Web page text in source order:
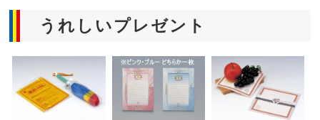
うれしいプレゼント